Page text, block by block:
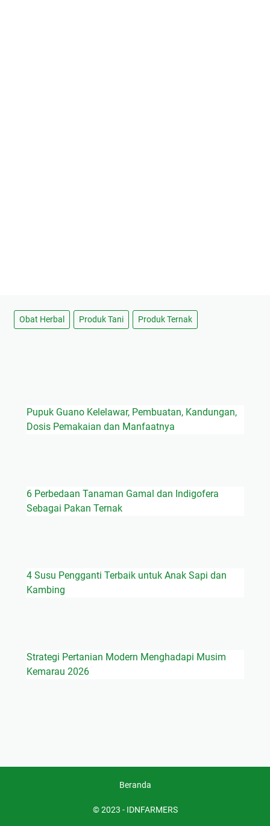
Obat Herbal Produk Tani Produk Ternak
Pupuk Guano Kelelawar, Pembuatan, Kandungan,
Dosis Pemakaian dan Manfaatnya
6 Perbedaan Tanaman Gamal dan Indigofera
Sebagai Pakan Ternak
4 Susu Pengganti Terbaik untuk Anak Sapi dan
Kambing
Strategi Pertanian Modern Menghadapi Musim
Kemarau 2026
Beranda
© 2023 - IDNFARMERS